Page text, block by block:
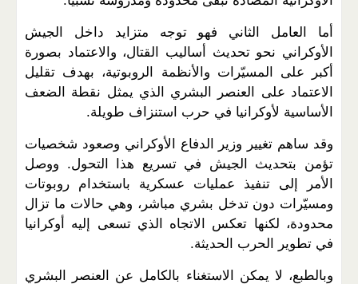
أما العامل الثاني فهو توجه متزايد داخل الجيش
الأوكراني نحو تحديث أساليب القتال، والاعتماد بصورة
أكبر على المسيّرات والأنظمة الروبوتية، بهدف تقليل
الاعتماد على العنصر البشري الذي يمثل نقطة الضعف
الأساسية لأوكرانيا في حرب استنزاف طويلة.
وقد ساهم تغيير وزير الدفاع الأوكراني وصعود شخصيات
تؤمن بتحديث الجيش في تسريع هذا التحول. ووصل
الأمر إلى تنفيذ عمليات عسكرية باستخدام روبوتات
ومسيّرات دون تدخل بشري مباشر، وهي حالات ما تزال
محدودة، لكنها تعكس الاتجاه الذي تسعى إليه أوكرانيا
في تطوير الحرب الحديثة.
وبالطبع، لا يمكن الاستغناء بالكامل عن العنصر البشري